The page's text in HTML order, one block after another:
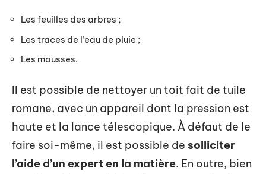
Les feuilles des arbres ;
Les traces de l’eau de pluie ;
Les mousses.
Il est possible de nettoyer un toit fait de tuile
romane, avec un appareil dont la pression est
haute et la lance télescopique. À défaut de le
faire soi-même, il est possible de solliciter
l’aide d’un expert en la matière. En outre, bien